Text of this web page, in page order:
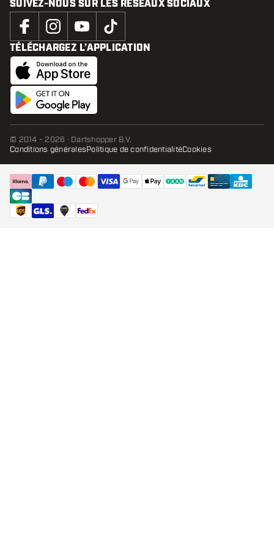
SUIVEZ-NOUS SUR LES RÉSEAUX SOCIAUX
TÉLÉCHARGEZ L’APPLICATION
© 2014 - 2026 · Dartshopper B.V.
Conditions généralesPolitique de confidentialitéCookies